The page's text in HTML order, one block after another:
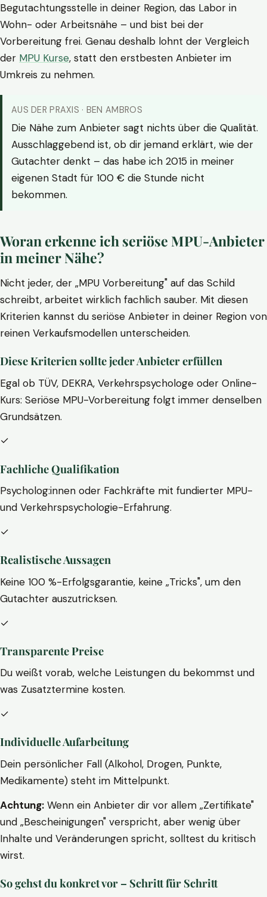
Begutachtungsstelle in deiner Region, das Labor in
Wohn- oder Arbeitsnähe – und bist bei der
Vorbereitung frei. Genau deshalb lohnt der Vergleich
der MPU Kurse, statt den erstbesten Anbieter im
Umkreis zu nehmen.
AUS DER PRAXIS · BEN AMBROS
Die Nähe zum Anbieter sagt nichts über die Qualität.
Ausschlaggebend ist, ob dir jemand erklärt, wie der
Gutachter denkt – das habe ich 2015 in meiner
eigenen Stadt für 100 € die Stunde nicht
bekommen.
Woran erkenne ich seriöse MPU-Anbieter
in meiner Nähe?
Nicht jeder, der „MPU Vorbereitung" auf das Schild
schreibt, arbeitet wirklich fachlich sauber. Mit diesen
Kriterien kannst du seriöse Anbieter in deiner Region von
reinen Verkaufsmodellen unterscheiden.
Diese Kriterien sollte jeder Anbieter erfüllen
Egal ob TÜV, DEKRA, Verkehrspsychologe oder Online-
Kurs: Seriöse MPU-Vorbereitung folgt immer denselben
Grundsätzen.
✓
Fachliche Qualifikation
Psycholog:innen oder Fachkräfte mit fundierter MPU-
und Verkehrspsychologie-Erfahrung.
✓
Realistische Aussagen
Keine 100 %-Erfolgsgarantie, keine „Tricks", um den
Gutachter auszutricksen.
✓
Transparente Preise
Du weißt vorab, welche Leistungen du bekommst und
was Zusatztermine kosten.
✓
Individuelle Aufarbeitung
Dein persönlicher Fall (Alkohol, Drogen, Punkte,
Medikamente) steht im Mittelpunkt.
Achtung: Wenn ein Anbieter dir vor allem „Zertifikate"
und „Bescheinigungen" verspricht, aber wenig über
Inhalte und Veränderungen spricht, solltest du kritisch
wirst.
So gehst du konkret vor – Schritt für Schritt